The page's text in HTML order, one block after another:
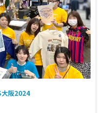
大阪2024